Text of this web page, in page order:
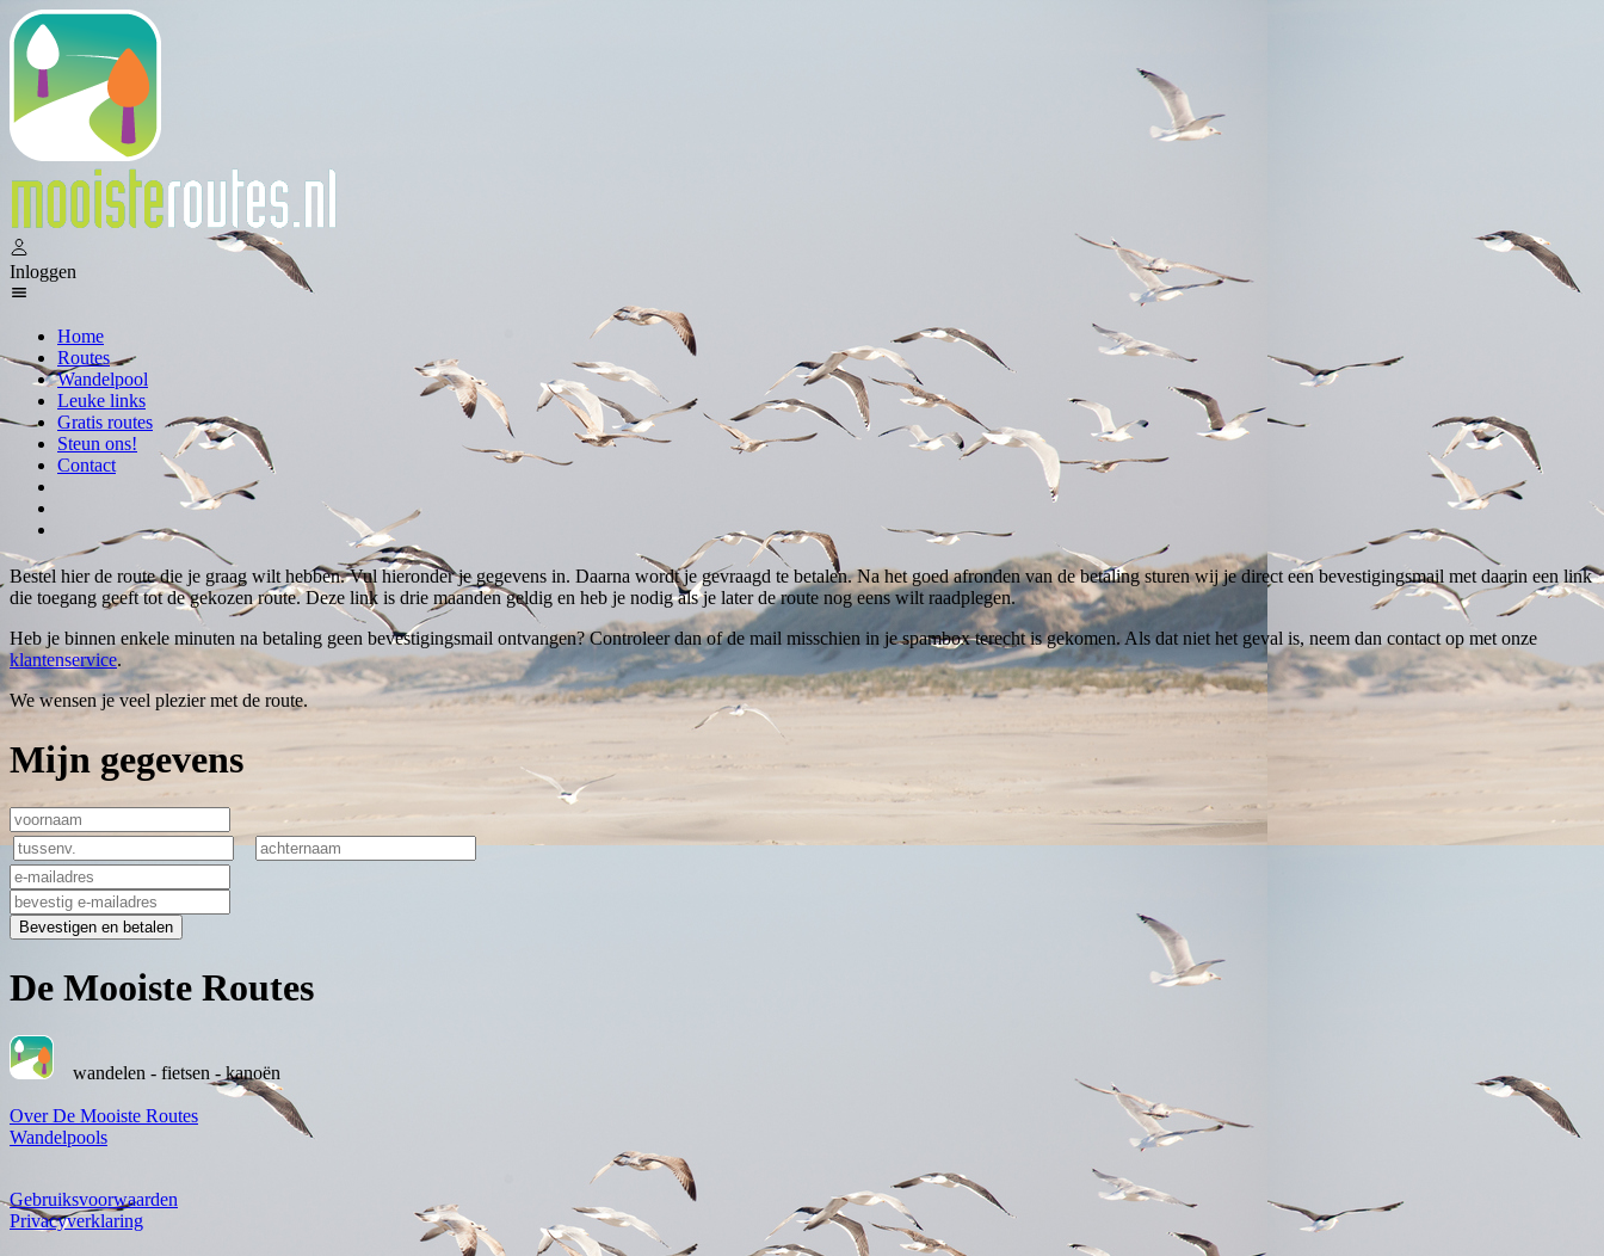
Inloggen
Home
Routes
Wandelpool
Leuke links
Gratis routes
Steun ons!
Contact
Bestel hier de route die je graag wilt hebben. Vul hieronder je gegevens in. Daarna wordt je gevraagd te betalen. Na het goed afronden van de betaling sturen wij je direct een bevestigingsmail met daarin een link
die toegang geeft tot de gekozen route. Deze link is drie maanden geldig en heb je nodig als je later de route nog eens wilt raadplegen.
Heb je binnen enkele minuten na betaling geen bevestigingsmail ontvangen? Controleer dan of de mail misschien in je spambox terecht is gekomen. Als dat niet het geval is, neem dan contact op met onze
klantenservice.
We wensen je veel plezier met de route.
Mijn gegevens
Bevestigen en betalen
De Mooiste Routes
wandelen - fietsen - kanoën
Over De Mooiste Routes
Wandelpools
Gebruiksvoorwaarden
Privacyverklaring